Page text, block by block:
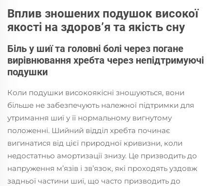
Вплив зношених подушок високої
якості на здоров’я та якість сну
Біль у шиї та головні болі через погане
вирівнювання хребта через непідтримуючі
подушки
Коли подушки високоякісні зношуються, вони
більше не забезпечують належної підтримки для
утримання шиї у її нормальному вигнутому
положенні. Шийний відділ хребта починає
вигинатися від цієї природної кривизни, коли
недостатньо амортизації знизу. Це призводить до
напруження м’язів і зв’язок, які проходять уздовж
задньої частини шиї, що часто призводить до